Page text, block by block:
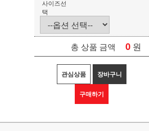
사이즈선
택
총 상품 금액 0 원
관심상품 장바구니
구매하기